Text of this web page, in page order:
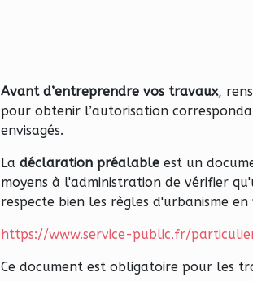
Avant d’entreprendre vos travaux,
pour obtenir l’autorisation
envisagés.
La déclaration préalable est un
moyens à l'administration de vérifier
respecte bien les règles d'urbanisme en
https://www.service-public.fr/
Ce document est obligatoire pour les